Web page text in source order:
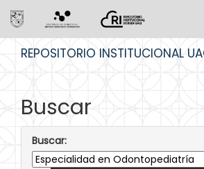
REPOSITORIO INSTITUCIONAL
Buscar
Buscar: